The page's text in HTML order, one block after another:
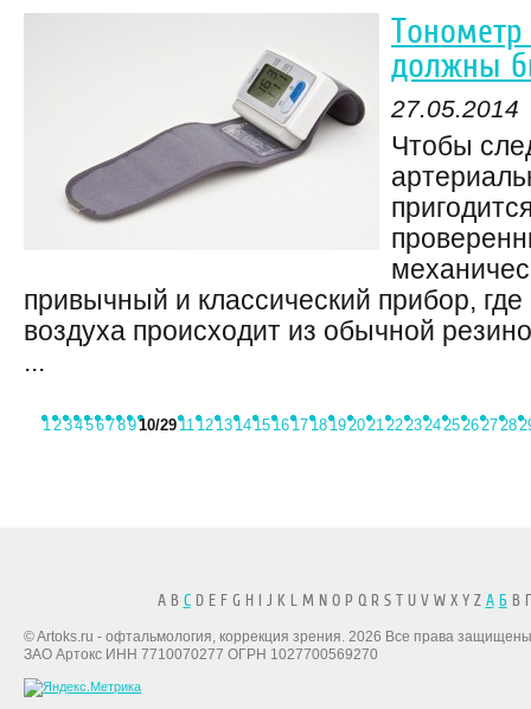
Тонометр
должны
27.05.2014
Чтобы
привычный и классический прибор, где
воздуха происходит из обычной
...
12345678910/29111213141516171819202122232425262728
A B CD E F G H I J K L M N O P Q R S T U V W X Y Z А БВ
© Artoks.ru - офтальмология, коррекция зрения. 2026 Все права
ЗАО Артокс ИНН 7710070277 ОГРН 1027700569270